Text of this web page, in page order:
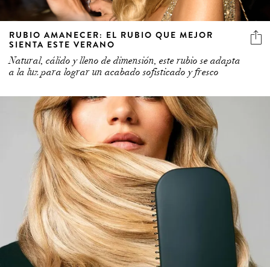
RUBIO AMANECER: EL RUBIO QUE MEJOR
SIENTA ESTE VERANO
Natural, cálido y lleno de dimensión, este rubio se adapta
a la luz para lograr un acabado sofisticado y fresco